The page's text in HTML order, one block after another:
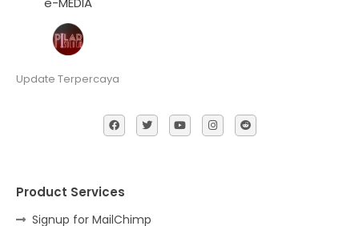
Update Terpercaya
Product Services
Signup for MailChimp